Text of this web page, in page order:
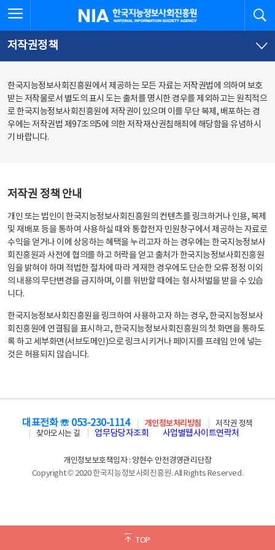
문
로
가
체
뉴
바
가
한국지능정보사회진흥원
저작권정책
한국지능정보사회진흥원에서 제공하는 모든 자료는 저작권법에 의하여 보호
받는 저작물로서 별도의 표시 도는 출처를 명시한 경우를 제외하고는 원칙적으
로 한국지능정보사회진흥원에 저작권이 있으며 이를 무단 복제, 배포하는 경
우에는 저작권법 제97조의5에 의한 저작재산권침해죄에 해당함을 유념하시
기 바랍니다.
저작권 정책 안내
개인 또는 법인이 한국지능정보사회진흥원의 컨텐츠를 링크하거나 인용, 복제
및 재배포 등을 통하여 사용하실 때와 통합전자 민원창구에서 제공하는 자료로
수익을 얻거나 이에 상응하는 혜택을 누리고자 하는 경우에는 한국지능정보사
회진흥원과 사전에 협의를 하고 허락을 얻고 출처가 한국지능정보사회진흥원
임을 밝혀야 하며 적법한 절차에 따라 게재한 경우에도 단순한 오류 정정 이외
의 내용의 무단변경을 금지하며, 이를 위반할 때에는 형사처벌을 받을 수 있습
니다.
한국지능정보사회진흥원을 링크하여 사용하고자 하는 경우, 한국지능정보사
회진흥원에 연결됨을 표시하고, 한국지능정보사회진흥원의 첫 화면을 통하도
록 하고 세부화면(서브도메인)으로 링크시키거나 페이지를 프레임 안에 넣는
것은 허용되지 않습니다.
TOP
대표전화 ☏ 053-230-1114 개인정보처리방침
저작권 정책
찾아오시는 길
업무담당자조회 사업별웹사이트연락처
개인정보보호책임자 : 양현수 안전경영관리단장
Copyright © 2020 한국지능정보사회진흥원. All Rights Reserved.